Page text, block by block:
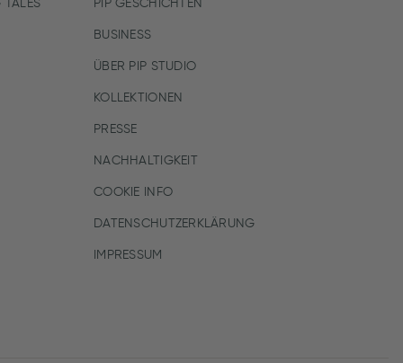
PIP GESCHICHTEN
BUSINESS
ÜBER PIP STUDIO
KOLLEKTIONEN
PRESSE
NACHHALTIGKEIT
COOKIE INFO
DATENSCHUTZERKLÄRUNG
IMPRESSUM